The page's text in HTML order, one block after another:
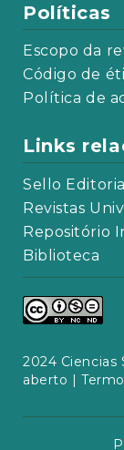
Políticas
Escopo da
Código de
Política de
Links
Sello
Revistas
Repositório
Biblioteca
2024 Ciencias
aberto |